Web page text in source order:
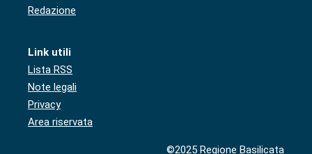
Redazione
Link utili
Lista RSS
Note legali
Privacy
Area riservata
©2025 Regione Basilicata